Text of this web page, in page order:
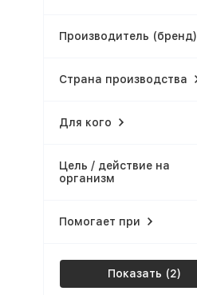
Производитель (бренд)
Страна производства
Для кого
Цель / действие на
организм
Помогает при
Показать